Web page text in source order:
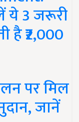
ये 3 जरूरी
है ₹2,000
पर मिल
जानें